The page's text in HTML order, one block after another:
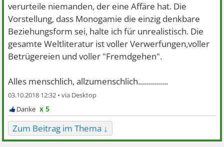
verurteile niemanden, der eine Affäre hat. Die
Vorstellung, dass Monogamie die einzig denkbare
Beziehungsform sei, halte ich für unrealistisch. Die
gesamte Weltliteratur ist voller Verwerfungen,voller
Betrügereien und voller "Fremdgehen".
Alles menschlich, allzumenschlich...............
03.10.2018 12:32 •
x 5
Zum Beitrag im Thema ↓